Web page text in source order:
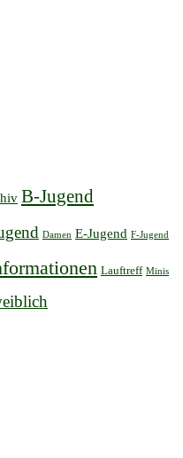
B-Jugend
Damen E-Jugend F-Jugend
Lauftreff Minis